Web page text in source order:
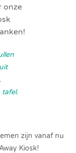
onze
tafel.
zijn vanaf nu
Kiosk!